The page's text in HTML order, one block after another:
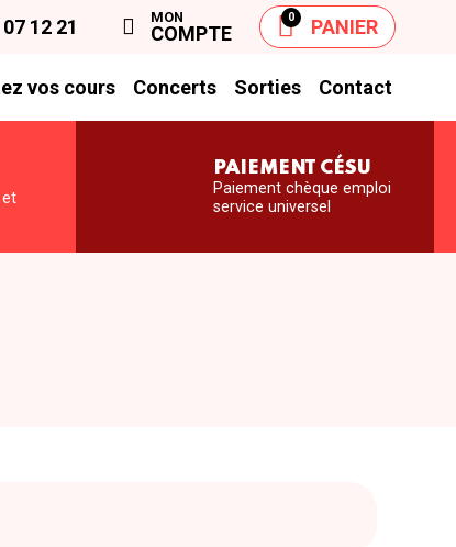
12 21 MON
COMPTE
0 PANIER
vos cours Concerts Sorties Contact
et
PAIEMENT CÉSU
Paiement chèque emploi
service universel